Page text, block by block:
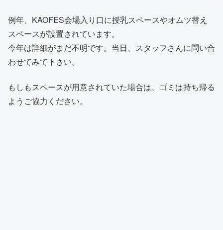
例年、KAOFES会場入り口に授乳スペースやオムツ替え
スペースが設置されています。
今年は詳細がまだ不明です。当日、スタッフさんに問い合
わせてみて下さい。
もしもスペースが用意されていた場合は、ゴミは持ち帰る
ようご協力ください。